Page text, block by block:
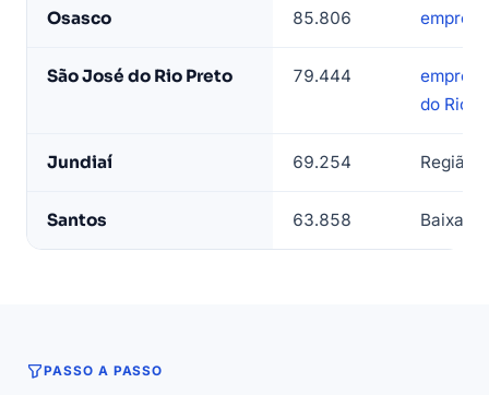
Osasco 85.806
São José do Rio Preto 79.444
do Rio
Jundiaí 69.254 Região
Santos 63.858
PASSO A PASSO